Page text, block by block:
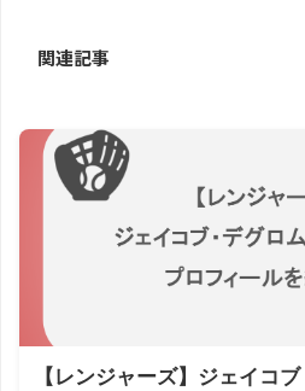
関連記事
【レンジャーズ】ジェイコ